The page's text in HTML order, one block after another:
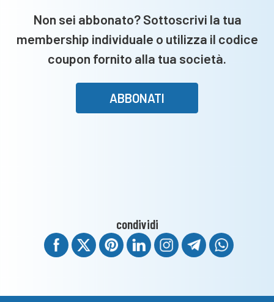
Non sei abbonato? Sottoscrivi la tua
membership individuale o utilizza il codice
coupon fornito alla tua società.
ABBONATI
condividi